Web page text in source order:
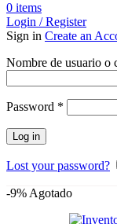
0 items
Login / Register
Sign in Create an
Nombre de usuario o
Password *
Log in
Lost your password?
-9% Agotado